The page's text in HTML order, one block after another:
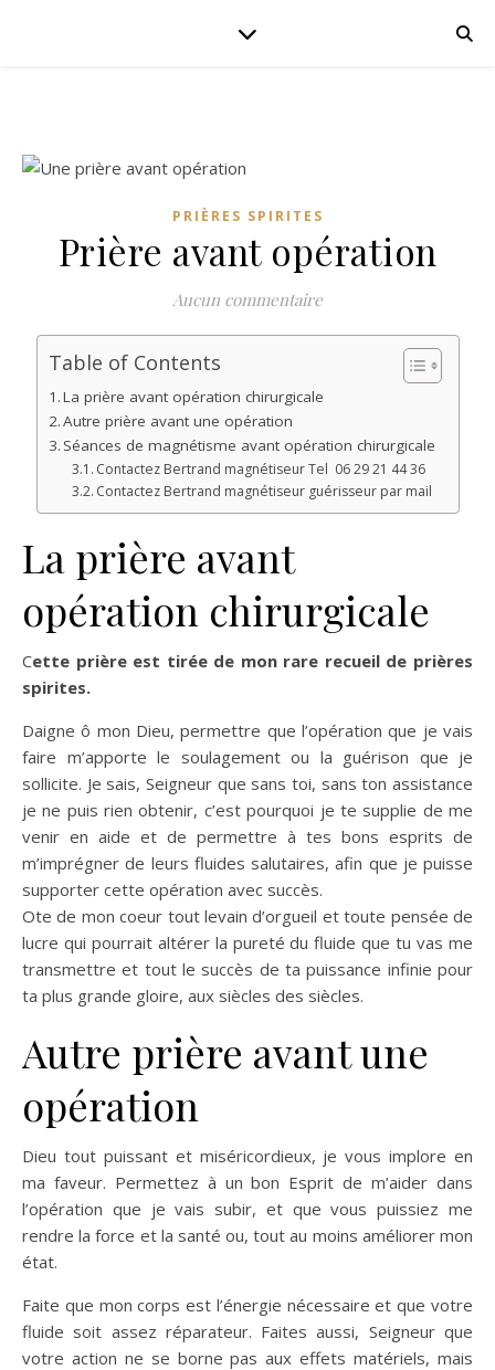
PRIÈRES SPIRITES
Prière avant opération
Aucun commentaire
Table of Contents
La prière avant opération chirurgicale
Autre prière avant une opération
Séances de magnétisme avant opération chirurgicale
Contactez Bertrand magnétiseur Tel 06 29 21 44 36
Contactez Bertrand magnétiseur guérisseur par mail
La prière avant
opération chirurgicale
Cette prière est tirée de mon rare recueil de prières
spirites.
Daigne ô mon Dieu, permettre que l’opération que je vais
faire m’apporte le soulagement ou la guérison que je
sollicite. Je sais, Seigneur que sans toi, sans ton assistance
je ne puis rien obtenir, c’est pourquoi je te supplie de me
venir en aide et de permettre à tes bons esprits de
m’imprégner de leurs fluides salutaires, afin que je puisse
supporter cette opération avec succès.
Ote de mon coeur tout levain d’orgueil et toute pensée de
lucre qui pourrait altérer la pureté du fluide que tu vas me
transmettre et tout le succès de ta puissance infinie pour
ta plus grande gloire, aux siècles des siècles.
Autre prière avant une
opération
Dieu tout puissant et miséricordieux, je vous implore en
ma faveur. Permettez à un bon Esprit de m’aider dans
l’opération que je vais subir, et que vous puissiez me
rendre la force et la santé ou, tout au moins améliorer mon
état.
Faite que mon corps est l’énergie nécessaire et que votre
fluide soit assez réparateur. Faites aussi, Seigneur que
votre action ne se borne pas aux effets matériels, mais